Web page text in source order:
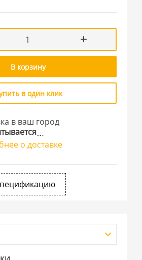
В корзину
в один клик
в ваш город
о доставке